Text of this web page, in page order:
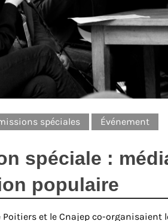
spéciales Événement
spéciale :
populaire
et le Cnajep co-organisaient